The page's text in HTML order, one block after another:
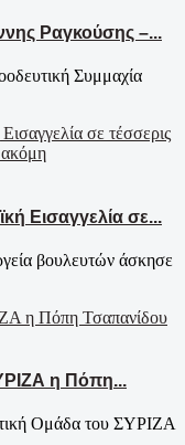
Ραγκούσης –...
Συμμαχία
Εισαγγελία σε...
βουλευτών άσκησε
η Πόπη...
Ομάδα του ΣΥΡΙΖΑ